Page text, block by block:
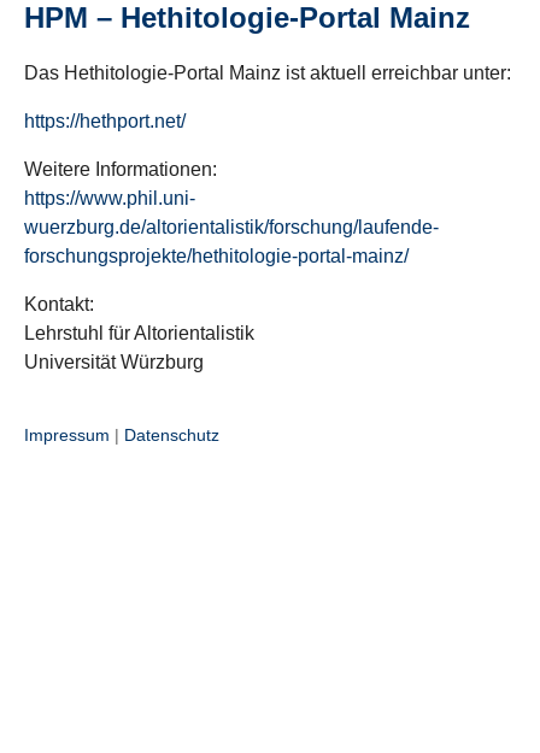
HPM – Hethitologie-Portal Mainz
Das Hethitologie-Portal Mainz ist aktuell erreichbar unter:
https://hethport.net/
Weitere Informationen:
https://www.phil.uni-
wuerzburg.de/altorientalistik/forschung/laufende-
forschungsprojekte/hethitologie-portal-mainz/
Kontakt:
Lehrstuhl für Altorientalistik
Universität Würzburg
Impressum | Datenschutz